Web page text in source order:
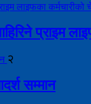
प्राइम
२
सम्मान